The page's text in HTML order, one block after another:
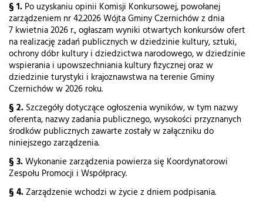
§ 1. Po uzyskaniu opinii Komisji Konkursowej, powołanej
zarządzeniem nr 42.2026 Wójta Gminy Czernichów z dnia
7 kwietnia 2026 r., ogłaszam wyniki otwartych konkursów ofert
na realizację zadań publicznych w dziedzinie kultury, sztuki,
ochrony dóbr kultury i dziedzictwa narodowego, w dziedzinie
wspierania i upowszechniania kultury fizycznej oraz w
dziedzinie turystyki i krajoznawstwa na terenie Gminy
Czernichów w 2026 roku.
§ 2. Szczegóły dotyczące ogłoszenia wyników, w tym nazwy
oferenta, nazwy zadania publicznego, wysokości przyznanych
środków publicznych zawarte zostały w załączniku do
niniejszego zarządzenia.
§ 3.Wykonanie zarządzenia powierza się Koordynatorowi
Zespołu Promocji i Współpracy.
§ 4.Zarządzenie wchodzi w życie z dniem podpisania.